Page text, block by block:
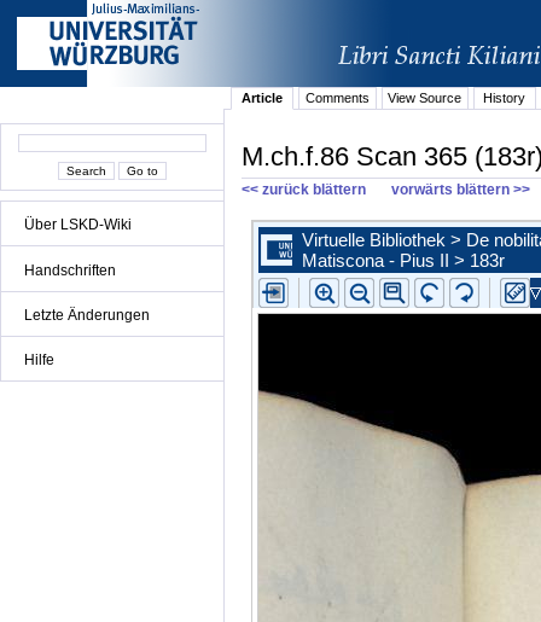
Über LSKD-Wiki
Handschriften
Letzte Änderungen
Hilfe
Article Comments View Source History
M.ch.f.86 Scan 365
<< zurück blättern vorwärts blättern >>